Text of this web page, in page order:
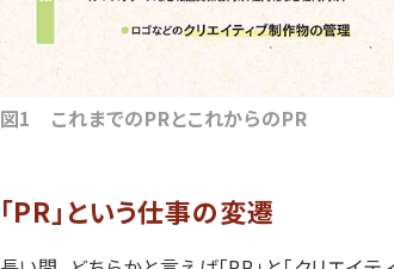
図1 これまでのPRとこれからのPR
「PR」という仕事の変遷